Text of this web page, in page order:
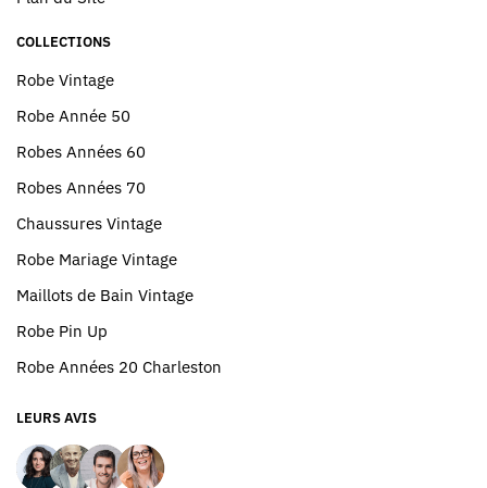
COLLECTIONS
Robe Vintage
Robe Année 50
Robes Années 60
Robes Années 70
Chaussures Vintage
Robe Mariage Vintage
Maillots de Bain Vintage
Robe Pin Up
Robe Années 20 Charleston
LEURS AVIS